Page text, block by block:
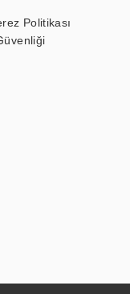
Politikası